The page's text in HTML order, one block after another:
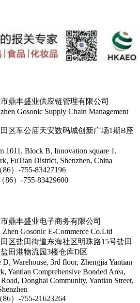
鼎丰盛业供应链管理有限公司
Gosonic Supply Chain Management
田区车公庙天安数码城创新广场1期B座
1011, Block B, Innovation square 1,
FuTian District, Shenzhen, China
86）-755-83427196
86）-755-83429600
鼎丰盛业电子商务有限公司
Zhen Gosonic E-Commerce Co.Ltd
田区盐田街道东海社区明珠路15号盐田
田港物流园3楼仓库D区
D, Warehouse, 3rd floor, Zhengjia Yantian
Yantian Comprehensive Bonded Area,
Donghai Community, Yantian Street,
86）-755-21623264